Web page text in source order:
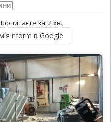
за: 2хв.
в Google